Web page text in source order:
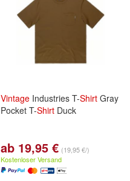
Vintage Industries T-Shirt Gray
Pocket T-Shirt Duck
ab 19,95 € (19,95 €/)
Kostenloser Versand